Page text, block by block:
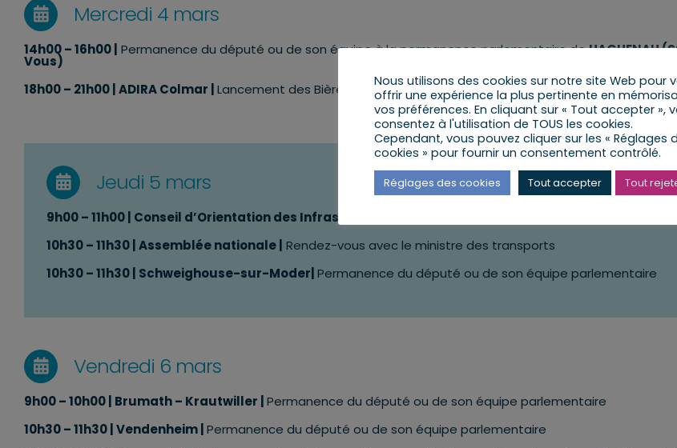
Mercredi 4 mars
14h00 – 16h00 | Permanence du député ou de son équipe à la permanence parlementaire deHAGUENAU
Vous)
18h00 – 21h00 | ADIRA Colmar | Lancement des Bières de Printemps d’Alsace 2026
Jeudi 5 mars
9h00 – 11h00| Conseil d’Orientation des Infrastructures |
10h30 – 11h30| Assemblée nationale | Rendez-vous avec le ministre des transports
10h30 – 11h30 | Schweighouse-sur-Moder| Permanence du député ou de son équipe parlementaire
Vendredi 6 mars
9h00 – 10h00 | Brumath – Krautwiller | Permanence du député ou de son équipe parlementaire
10h30 – 11h30 | Vendenheim | Permanence du député ou de son équipe parlementaire
Nous utilisons des cookies sur notre site Web pour
offrir une expérience la plus pertinente en
vos préférences. En cliquant sur « Tout accepter »,
consentez à l'utilisation de TOUS les cookies.
Cependant, vous pouvez cliquer sur les « Réglages
cookies » pour fournir un consentement contrôlé.
Réglages des cookies Tout accepter Tout